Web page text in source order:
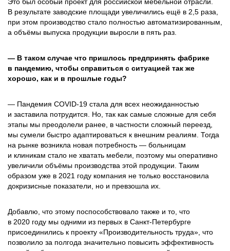
В результате заводские площади увеличились ещё в 2,5 раза,
при этом производство стало полностью автоматизированным,
а объёмы выпуска продукции выросли в пять раз.
— В таком случае что пришлось предпринять фабрике
в пандемию, чтобы справиться с ситуацией так же
хорошо, как и в прошлые годы?
— Пандемия COVID‑19 стала для всех неожиданностью
и заставила потрудится. Но, так как самые сложные для себя
этапы мы преодолели ранее, в частности сложный переезд,
мы сумели быстро адаптироваться к внешним реалиям. Тогда
на рынке возникла новая потребность — больницам
и клиникам стало не хватать мебели, поэтому мы оперативно
увеличили объёмы производства этой продукции. Таким
образом уже в 2021 году компания не только восстановила
докризисные показатели, но и превзошла их.
Добавлю, что этому поспособствовало также и то, что
в 2020 году мы одними из первых в Санкт-­Петербурге
присоединились к проекту «Производительность труда», что
позволило за полгода значительно повысить эффективность